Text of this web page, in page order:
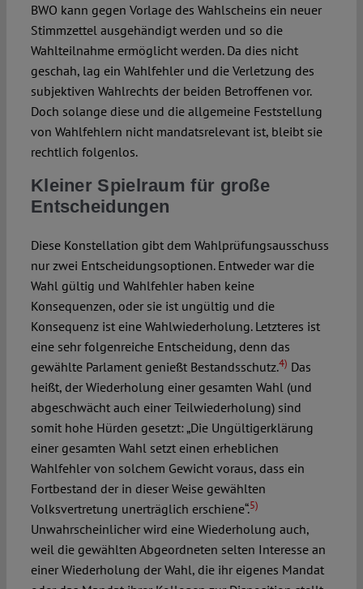
BWO kann gegen Vorlage des Wahlscheins ein neuer
Stimmzettel ausgehändigt werden und so die
Wahlteilnahme ermöglicht werden. Da dies nicht
geschah, lag ein Wahlfehler und die Verletzung des
subjektiven Wahlrechts der beiden Betroffenen vor.
Doch solange diese und die allgemeine Feststellung
von Wahlfehlern nicht mandatsrelevant ist, bleibt sie
rechtlich folgenlos.
Kleiner Spielraum für große
Entscheidungen
Diese Konstellation gibt dem Wahlprüfungsausschuss
nur zwei Entscheidungsoptionen. Entweder war die
Wahl gültig und Wahlfehler haben keine
Konsequenzen, oder sie ist ungültig und die
Konsequenz ist eine Wahlwiederholung. Letzteres ist
eine sehr folgenreiche Entscheidung, denn das
gewählte Parlament genießt Bestandsschutz.4) Das
heißt, der Wiederholung einer gesamten Wahl (und
abgeschwächt auch einer Teilwiederholung) sind
somit hohe Hürden gesetzt: „Die Ungültigerklärung
einer gesamten Wahl setzt einen erheblichen
Wahlfehler von solchem Gewicht voraus, dass ein
Fortbestand der in dieser Weise gewählten
Volksvertretung unerträglich erschiene“.5)
Unwahrscheinlicher wird eine Wiederholung auch,
weil die gewählten Abgeordneten selten Interesse an
einer Wiederholung der Wahl, die ihr eigenes Mandat